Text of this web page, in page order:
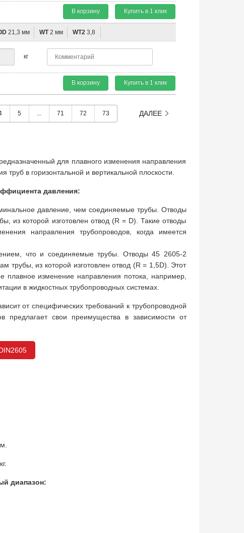
В корзину Купить в 1 клик
21,3 мм WT2 мм WT2 3,8
кг
В корзину Купить в 1 клик
5 ... 71 72 73 ДАЛЕЕ
для плавного изменения направления
в горизонтальной и вертикальной плоскости.
давления:
давление, чем соединяемые трубы. Отводы
из которой изготовлен отвод (R = D). Такие отводы
направления трубопроводов, когда имеется
что и соединяемые трубы. Отводы 45 2605-2
трубы, из которой изготовлен отвод (R = 1,5D). Этот
плавное изменение направления потока, например,
в жидкостных трубопроводных системах.
от специфических требований к трубопроводной
предлагает свои преимущества в зависимости от
диапазон: